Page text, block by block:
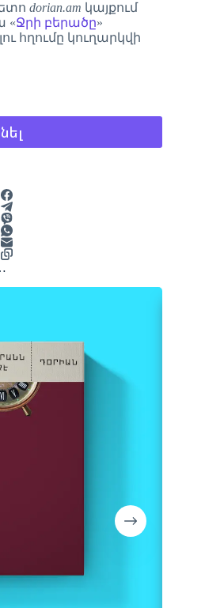
dorian.am կայքում
«Ջրի բերածը»
հղումը կուղարկվի